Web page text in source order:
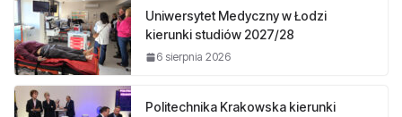
Uniwersytet Medyczny w Łodzi
kierunki studiów 2027/28
6 sierpnia 2026
Politechnika Krakowska kierunki